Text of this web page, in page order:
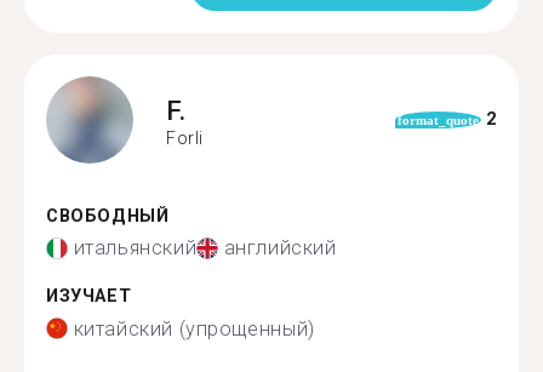
F.
Forli
format_quote 2
СВОБОДНЫЙ
итальянский английский
ИЗУЧАЕТ
китайский (упрощенный)